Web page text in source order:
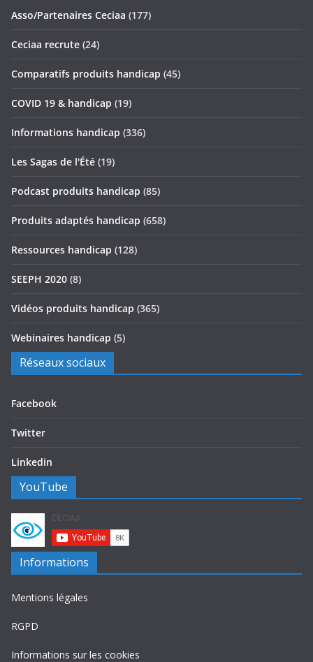
Asso/Partenaires Ceciaa (177)
Ceciaa recrute (24)
Comparatifs produits handicap (45)
COVID 19 & handicap (19)
Informations handicap (336)
Les Sagas de l'Été (19)
Podcast produits handicap (85)
Produits adaptés handicap (658)
Ressources handicap (128)
SEEPH 2020 (8)
Vidéos produits handicap (365)
Webinaires handicap (5)
Réseaux sociaux
Facebook
Twitter
Linkedin
YouTube
Informations
Mentions légales
RGPD
Informations sur les cookies